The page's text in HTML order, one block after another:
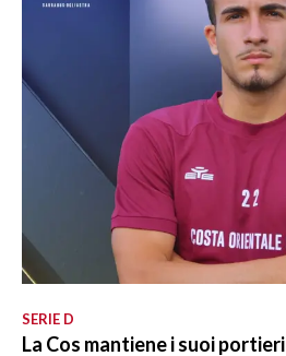
SERIE D
La Cos mantiene i suoi portieri